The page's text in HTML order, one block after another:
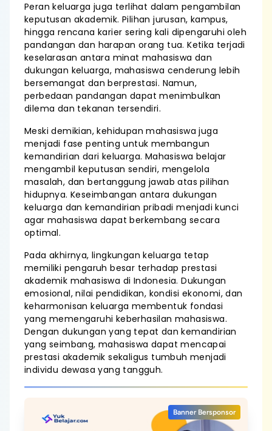
Peran keluarga juga terlihat dalam pengambilan
keputusan akademik. Pilihan jurusan, kampus,
hingga rencana karier sering kali dipengaruhi oleh
pandangan dan harapan orang tua. Ketika terjadi
keselarasan antara minat mahasiswa dan
dukungan keluarga, mahasiswa cenderung lebih
bersemangat dan berprestasi. Namun,
perbedaan pandangan dapat menimbulkan
dilema dan tekanan tersendiri.
Meski demikian, kehidupan mahasiswa juga
menjadi fase penting untuk membangun
kemandirian dari keluarga. Mahasiswa belajar
mengambil keputusan sendiri, mengelola
masalah, dan bertanggung jawab atas pilihan
hidupnya. Keseimbangan antara dukungan
keluarga dan kemandirian pribadi menjadi kunci
agar mahasiswa dapat berkembang secara
optimal.
Pada akhirnya, lingkungan keluarga tetap
memiliki pengaruh besar terhadap prestasi
akademik mahasiswa di Indonesia. Dukungan
emosional, nilai pendidikan, kondisi ekonomi, dan
keharmonisan keluarga membentuk fondasi
yang memengaruhi keberhasilan mahasiswa.
Dengan dukungan yang tepat dan kemandirian
yang seimbang, mahasiswa dapat mencapai
prestasi akademik sekaligus tumbuh menjadi
individu dewasa yang tangguh.
Banner Bersponsor